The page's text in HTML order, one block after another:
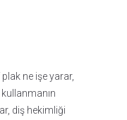
ne işe yarar,
diş hekimliği